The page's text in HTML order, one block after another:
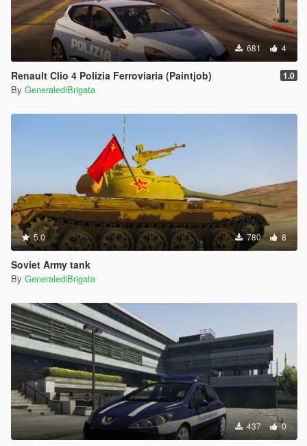
681 4
Renault Clio 4 Polizia Ferroviaria (Paintjob) 1.0
By GeneralediBrigata
5.0 780 8
Soviet Army tank
By GeneralediBrigata
437 0